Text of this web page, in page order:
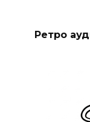
Ретро